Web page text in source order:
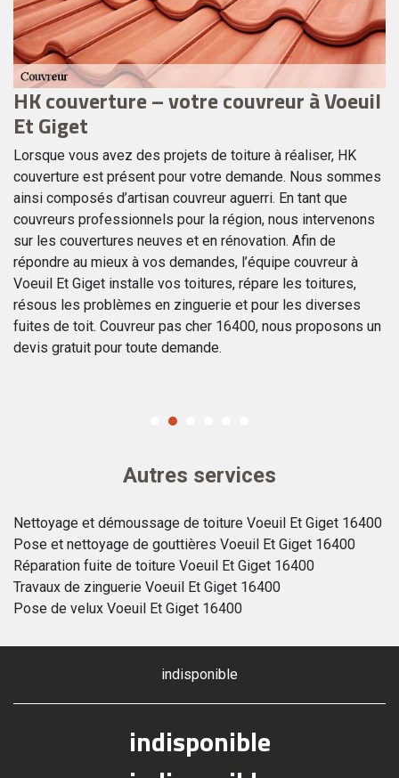
HK couverture – votre couvreur à Voeuil
Et Giget
Lorsque vous avez des projets de toiture à réaliser, HK
couverture est présent pour votre demande. Nous sommes
ainsi composés d’artisan couvreur aguerri. En tant que
couvreurs professionnels pour la région, nous intervenons
sur les couvertures neuves et en rénovation. Afin de
répondre au mieux à vos demandes, l’équipe couvreur à
Voeuil Et Giget installe vos toitures, répare les toitures,
résous les problèmes en zinguerie et pour les diverses
fuites de toit. Couvreur pas cher 16400, nous proposons un
devis gratuit pour toute demande.
Autres services
Nettoyage et démoussage de toiture Voeuil Et Giget 16400
Pose et nettoyage de gouttières Voeuil Et Giget 16400
Réparation fuite de toiture Voeuil Et Giget 16400
Travaux de zinguerie Voeuil Et Giget 16400
Pose de velux Voeuil Et Giget 16400
indisponible
indisponible